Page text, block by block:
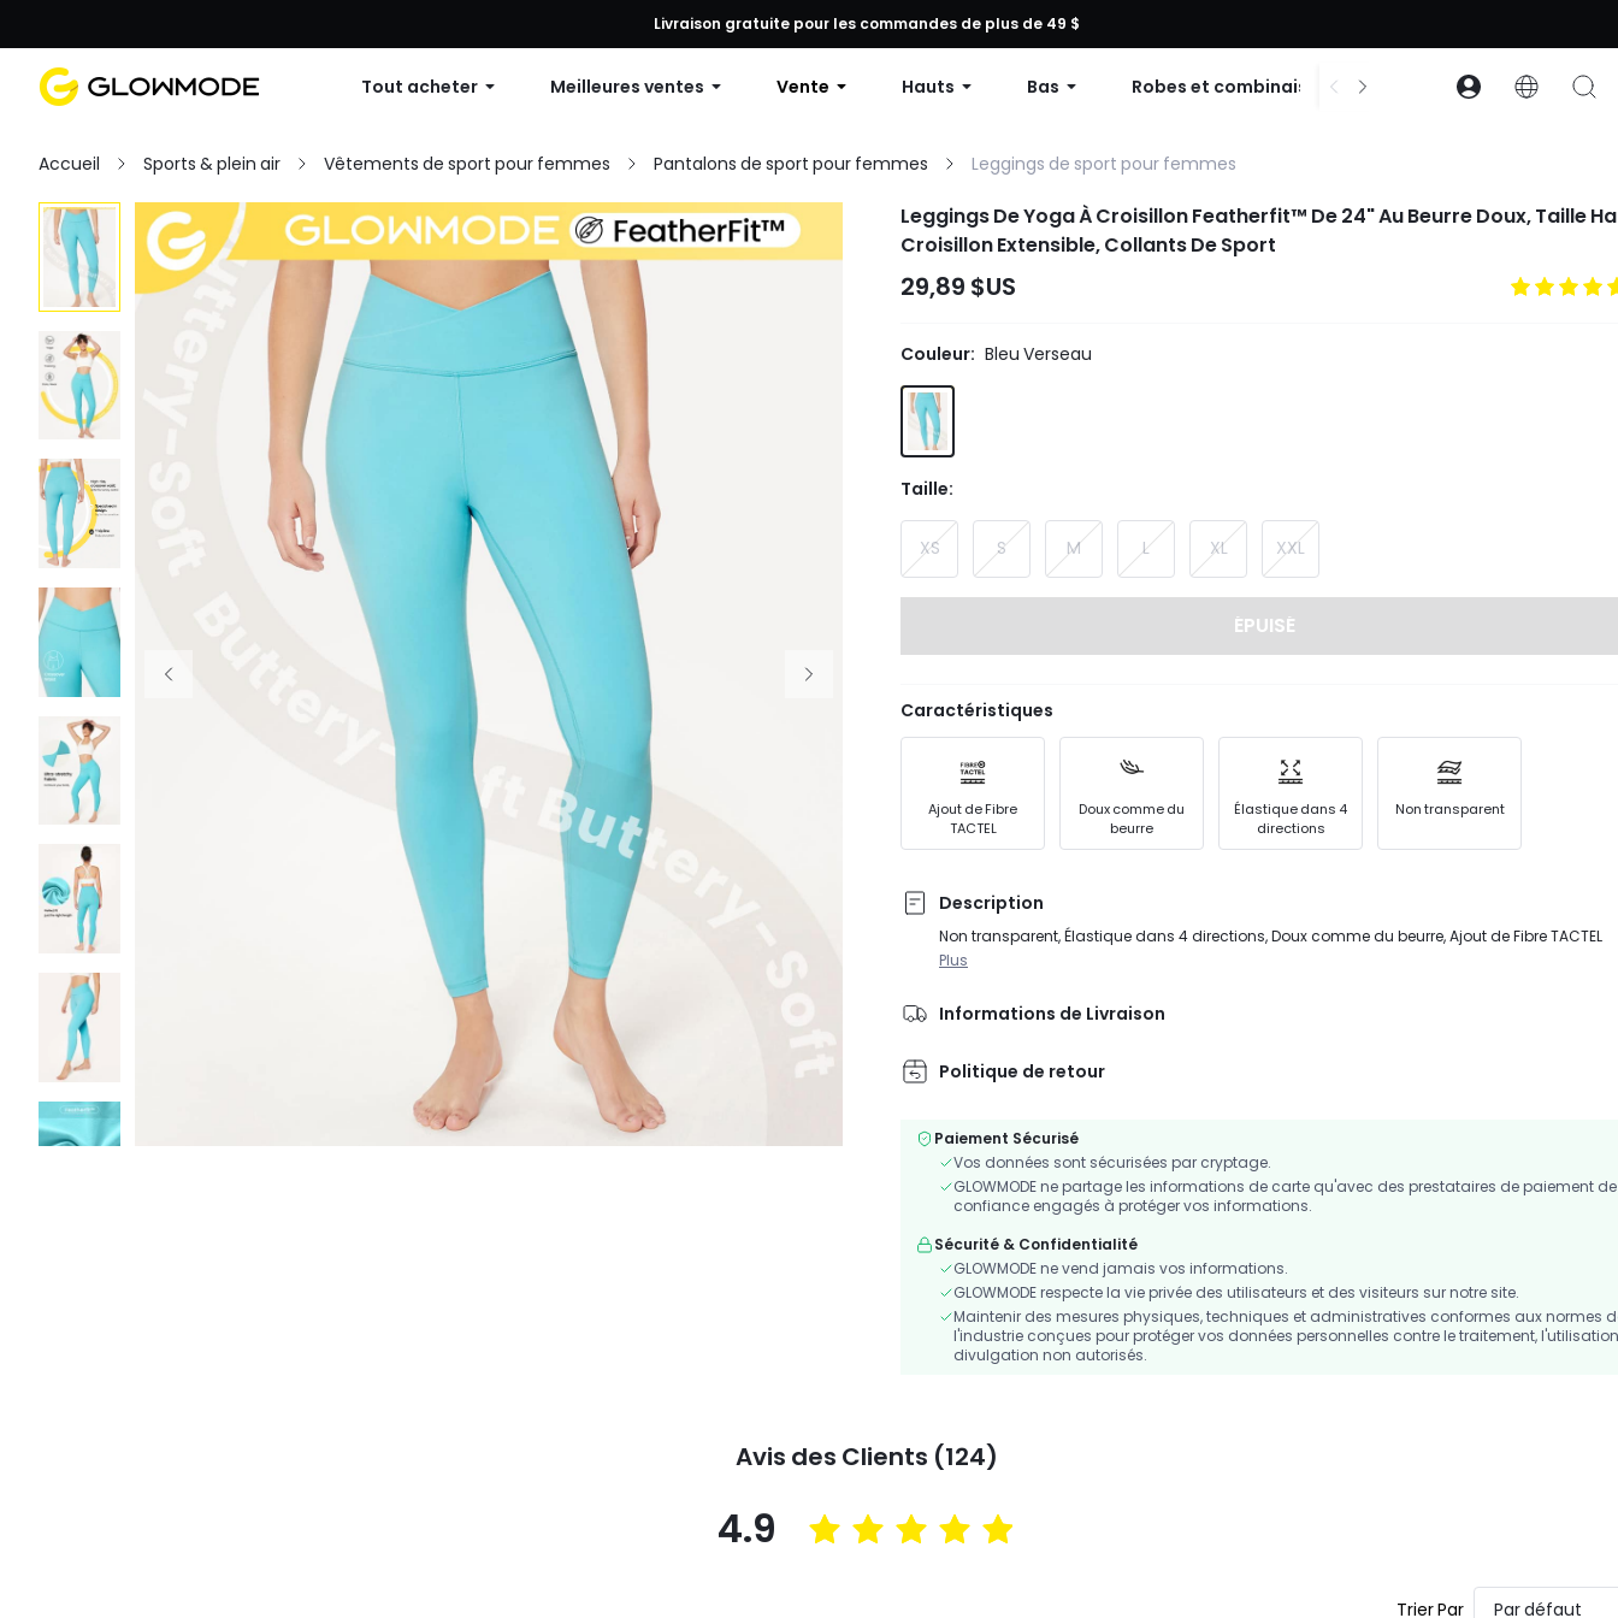
Première commande : 10 % de réduction sur toute commande, 12 % de réduction dès 79 $ d’achat ou 15 % de réduction dès 99 $ d’achat | Code : GLOWNEW
Livraison gratuite pour les commandes de plus de 49 $
Tout acheter Meilleures ventes Vente Hauts Bas Robes et combinaisons Accessoires
Accueil Sports & plein air Vêtements de sport pour femmes Pantalons de sport pour femmes Leggings de sport pour femmes
Leggings De Yoga À Croisillon Featherfit™ De 24" Au Beurre Doux, Taille
Croisillon Extensible, Collants De Sport
29,89 $US
Couleur: Bleu Verseau
Taille:
XS S M L XL XXL
ÉPUISÉ
Caractéristiques
Ajout de Fibre
TACTEL
Doux comme du
beurre
Élastique dans 4
directions
Non transparent
Description
Non transparent, Élastique dans 4 directions, Doux comme du beurre, Ajout de Fibre TACTEL
Plus
Informations de Livraison
Politique de retour
Paiement Sécurisé
Vos données sont sécurisées par cryptage.
GLOWMODE ne partage les informations de carte qu'avec des prestataires de paiement de
confiance engagés à protéger vos informations.
Sécurité & Confidentialité
GLOWMODE ne vend jamais vos informations.
GLOWMODE respecte la vie privée des utilisateurs et des visiteurs sur notre site.
Maintenir des mesures physiques, techniques et administratives conformes aux normes
l'industrie conçues pour protéger vos données personnelles contre le traitement,
divulgation non autorisés.
Avis des Clients (124)
4.9
Trier Par Par défaut